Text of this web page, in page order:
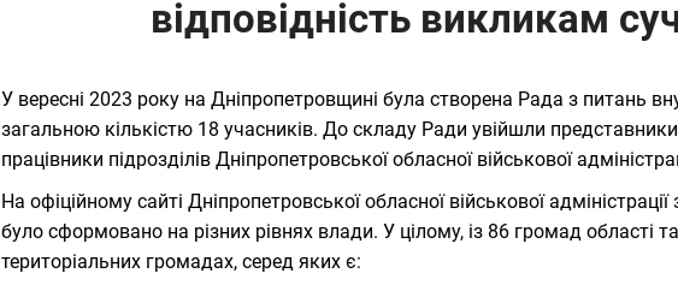
відповідність викликам
У вересні 2023 року на Дніпропетровщині була створена Рада з питань
загальною кількістю 18 учасників. До складу Ради увійшли
працівники підрозділів Дніпропетровської обласної військової
На офіційному сайті Дніпропетровської обласної військової
було сформовано на різних рівнях влади. У цілому, із 86 громад області
територіальних громадах, серед яких є: